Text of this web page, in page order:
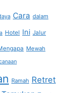
Cara dalam
Hotel Ini Jalur
Mewah
Ramah Retret